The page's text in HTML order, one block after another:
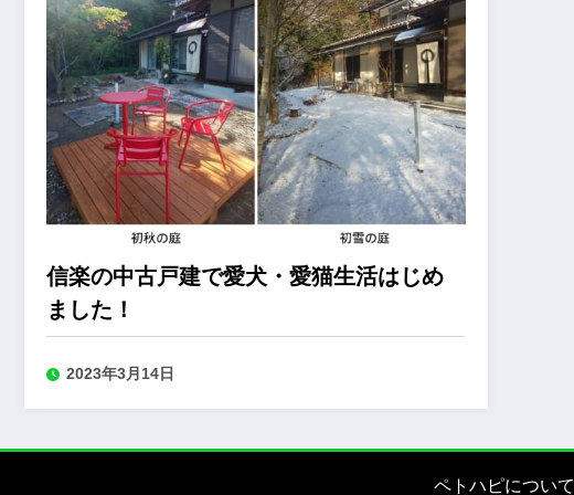
信楽の中古戸建で愛犬・愛猫生活はじめ
ました！
2023年3月14日
ペトハピについて